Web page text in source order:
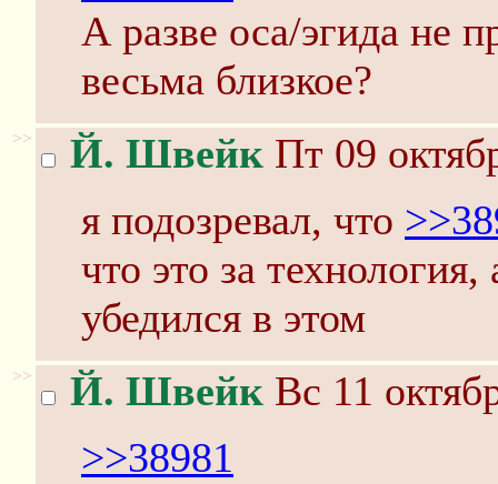
А разве оса/эгида не
весьма близкое?
>> Й. Швейк Пт 09
я подозревал, что
что это за
убедился в этом
>> Й. Швейк Вс 11
>>38981